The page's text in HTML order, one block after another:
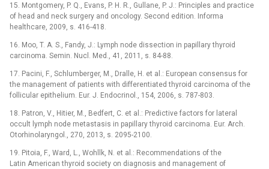
15. Montgomery, P. Q., Evans, P. H. R., Gullane, P. J.: Principles and practice
of head and neck surgery and oncology. Second edition. Informa
healthcare, 2009, s. 416-418.
16. Moo, T. A. S., Fandy, J.: Lymph node dissection in papillary thyroid
carcinoma. Semin. Nucl. Med., 41, 2011, s. 84-88.
17. Pacini, F., Schlumberger, M., Dralle, H. et al.: European consensus for
the management of patients with differentiated thyroid carcinoma of the
follicular epithelium. Eur. J. Endocrinol., 154, 2006, s. 787-803.
18. Patron, V., Hitier, M., Bedfert, C. et al.: Predictive factors for lateral
occult lymph node metastasis in papillary thyroid carcinoma. Eur. Arch.
Otorhinolaryngol., 270, 2013, s. 2095-2100.
19. Pitoia, F., Ward, L., Wohllk, N. et al.: Recommendations of the
Latin American thyroid society on diagnosis and management of